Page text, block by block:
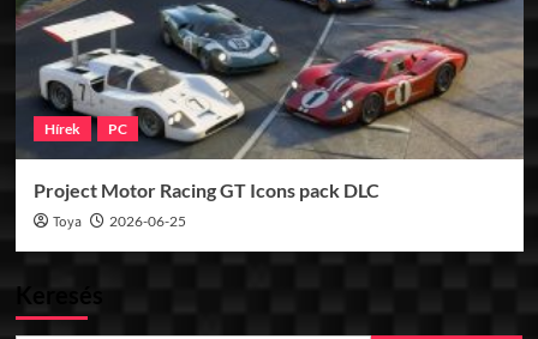
Hírek PC
Project Motor Racing GT Icons pack DLC
Toya 2026-06-25
Keresés